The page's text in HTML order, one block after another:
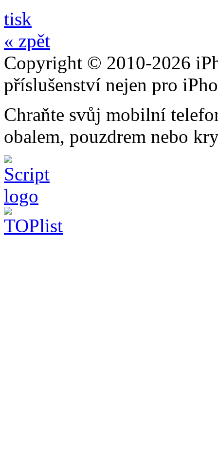
tisk
« zpět
Copyright © 2010-2026
příslušenství nejen pro
Chraňte svůj mobilní
obalem, pouzdrem nebo